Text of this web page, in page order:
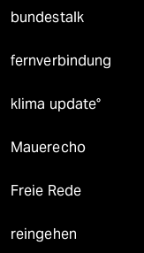
bundestalk
fernverbindung
klima update°
Mauerecho
Freie Rede
reingehen